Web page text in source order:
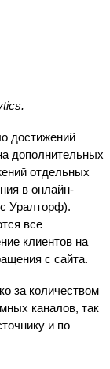
достижений
дополнительных
отдельных
в онлайн-
Уралторф).
все
клиентов на
с сайта.
за количеством
каналов, так
и по